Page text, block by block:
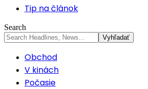
Tip na článok
Search
Obchod
V kinách
Počasie